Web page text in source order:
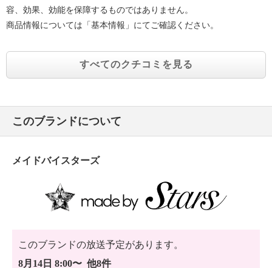
容、効果、効能を保障するものではありません。
商品情報については「基本情報」にてご確認ください。
すべてのクチコミを見る
このブランドについて
メイドバイスターズ
このブランドの放送予定があります。
8月14日 8:00〜 他8件